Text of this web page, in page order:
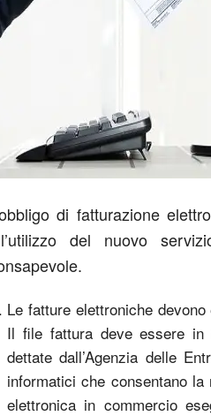
di fatturazione
del nuovo
Le fatture elettroniche
Il file fattura deve essere
dettate dall’Agenzia delle
informatici che consentano
elettronica in commercio